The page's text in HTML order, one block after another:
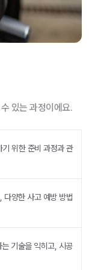
있는 과정이에요.
위한 준비 과정과 관
다양한 사고 예방 방법
기술을 익히고, 시공